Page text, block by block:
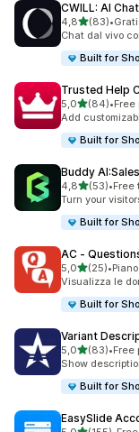
CWILL: AI
4,8stelle su 5
(83)
83 recensioni
•
Chat dal vivo
Built for
Trusted Help
5,0stelle su 5
(84)
84 recensioni
•Free
Add
Built for
Buddy
4,8stelle su 5
(53)
53 recensioni
•Free
Turn your
Built for
AC ‑
5,0stelle su 5
(25)
25 recensioni
•
Visualizza le
Built for
Variant
5,0stelle su 5
(83)
83 recensioni
•Free
Show
Built for
EasySlide